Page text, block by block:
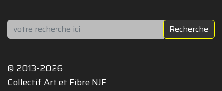
Rechercher Recherche
© 2013-2026
Collectif Art et Fibre NJF